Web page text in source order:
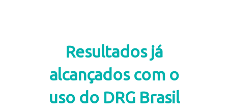
Resultados já
alcançados com o
uso do DRG Brasil